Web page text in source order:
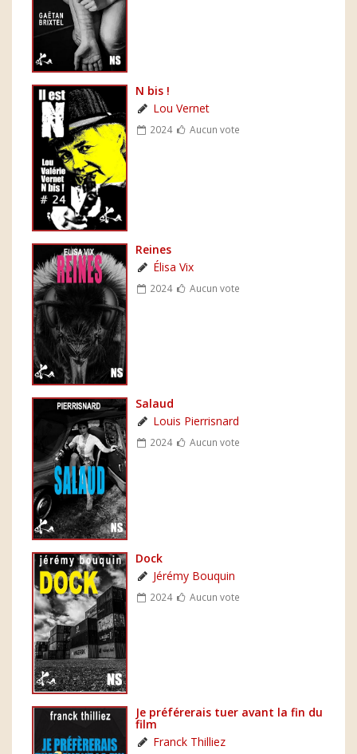
N bis !
Lou Vernet
2024 Aucun vote
Reines
Élisa Vix
2024 Aucun vote
Salaud
Louis Pierrisnard
2024 Aucun vote
Dock
Jérémy Bouquin
2024 Aucun vote
Je préférerais tuer avant la fin du
film
Franck Thilliez